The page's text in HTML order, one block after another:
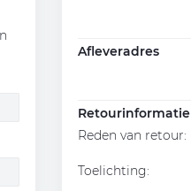
Afleveradres
Retourinformatie
Reden van retour:
Toelichting: